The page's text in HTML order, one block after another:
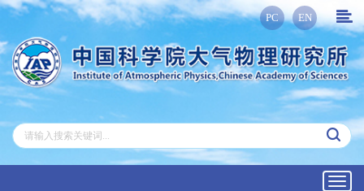
PC EN